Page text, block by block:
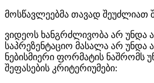
მოსწავლეებმა თავად შეუძლიათ
ვიდეოს ხანგრძლივობა არ უნდა
საპრეზენტაციო მასალა არ უნდა
ნებისმიერი ფორმატის ნაშრომს
შეფასების კრიტერიუმები: